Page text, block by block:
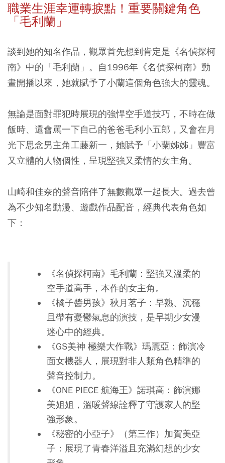
職業生涯幸運轉捩點！重要關鍵角色
「毛利蘭」
談到她的知名作品，觀眾首先想到肯定是《名偵探柯
南》中的「毛利蘭」。自1996年《名偵探柯南》動
畫開播以來，她就賦予了小蘭這個角色強大的靈魂。
無論是面對罪犯時展現的強悍空手道技巧，不時在做
飯時、還會罵一下自己的爸爸毛利小五郎，又會在月
光下思念男主角工藤新一，她賦予「小蘭姊姊」豐富
又立體的人物個性，呈現堅強又柔情的女主角。
山崎和佳奈的聲音陪伴了無數觀眾一起長大。過去曾
為不少知名動漫、遊戲作品配音，經典代表角色如
下：
《名偵探柯南》毛利蘭：堅強又溫柔的
空手道高手，本作的女主角。
《橘子醬男孩》秋月茗子：早熟、沉穩
且帶有憂鬱氣息的演技，是早期少女漫
迷心中的經典。
《GS美神 極樂大作戰》瑪麗亞：飾演冷
面女機器人，展現對非人類角色精準的
聲音控制力。
《ONE PIECE 航海王》諾琪高：飾演娜
美姐姐，溫暖聲線詮釋了守護家人的堅
強形象。
《秘密的小亞子》（第三作）加賀美亞
子：展現了青春洋溢且充滿幻想的少女